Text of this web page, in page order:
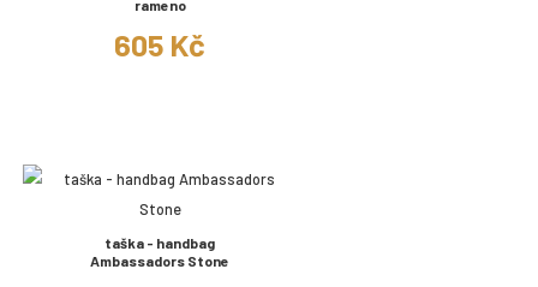
rameno
605 Kč
taška - handbag
Ambassadors Stone